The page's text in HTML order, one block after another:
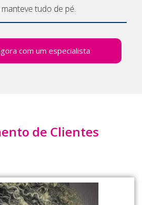
tudo de pé.
com um especialista
de Clientes